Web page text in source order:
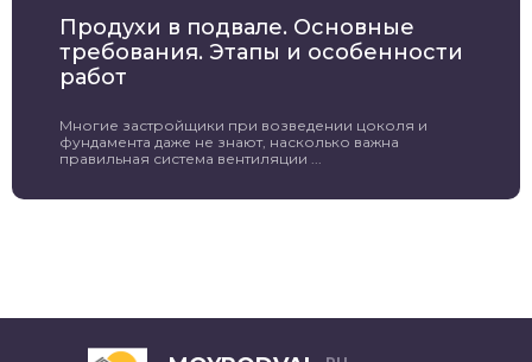
Продухи в подвале. Основные
требования. Этапы и особенности
работ
Многие застройщики при возведении цоколя и
фундамента даже не знают, насколько важна
правильная система вентиляции ...